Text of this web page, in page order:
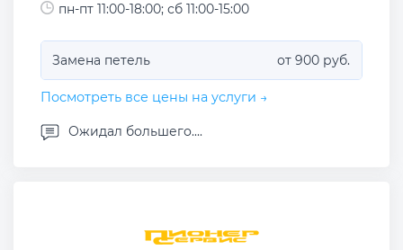
пн-пт 11:00-18:00; сб 11:00-15:00
Замена петель от 900 руб.
Посмотреть все цены на услуги →
Ожидал большего....